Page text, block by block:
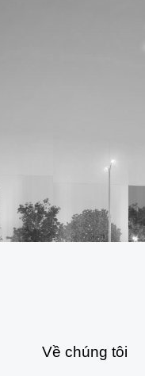
Về chúng tôi